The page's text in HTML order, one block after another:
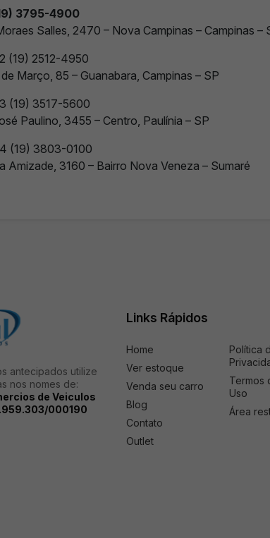
3795-4900
Salles, 2470 – Nova Campinas – Campinas –
(19) 2512-4950
Março, 85 – Guanabara, Campinas – SP
(19) 3517-5600
Paulino, 3455 – Centro, Paulínia – SP
(19) 3803-0100
Amizade, 3160 – Bairro Nova Veneza – Sumaré
antecipados utilize
nos nomes de:
de Veiculos
000190
Links Rápidos
Home
Ver estoque
Venda seu carro
Blog
Contato
Outlet
Política
Termos
Uso
Área